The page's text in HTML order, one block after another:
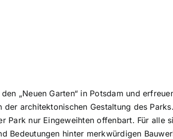
„Neuen Garten“ in Potsdam und
der architektonischen Gestaltung des
Park nur Eingeweihten offenbart. Für alle
Bedeutungen hinter merkwürdigen